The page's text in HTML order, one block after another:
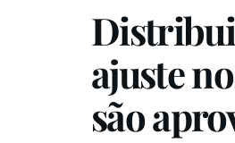
ajuste
são